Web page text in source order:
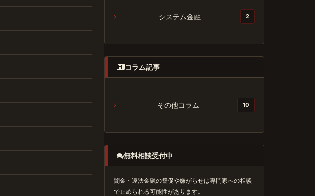
システム金融 2
コラム記事
その他コラム 10
無料相談受付中
闇金・違法金融の督促や嫌がらせは専門家への相談
で止められる可能性があります。